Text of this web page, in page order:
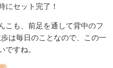
にセット完了！
こも、前足を通して背中のフ
は毎日のことなので、この一
すね。